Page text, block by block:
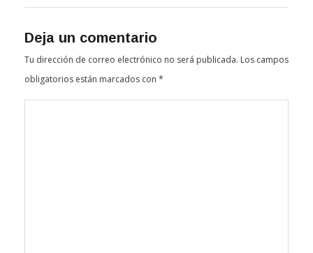
Deja un comentario
Tu dirección de correo electrónico no será publicada. Los campos
obligatorios están marcados con *